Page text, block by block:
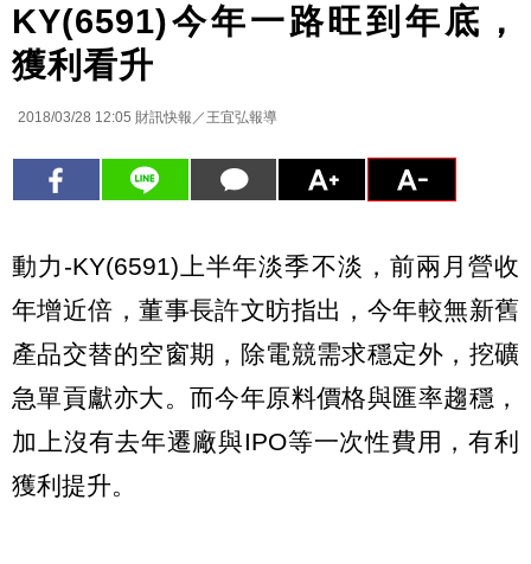
KY(6591)今年一路旺到年底，
獲利看升
2018/03/28 12:05 財訊快報／王宜弘報導
動力-KY(6591)上半年淡季不淡，前兩月營收
年增近倍，董事長許文昉指出，今年較無新舊
產品交替的空窗期，除電競需求穩定外，挖礦
急單貢獻亦大。而今年原料價格與匯率趨穩，
加上沒有去年遷廠與IPO等一次性費用，有利
獲利提升。